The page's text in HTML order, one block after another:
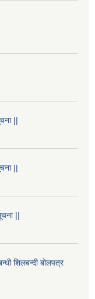
||
||
||
शिलबन्दी बोलपत्र